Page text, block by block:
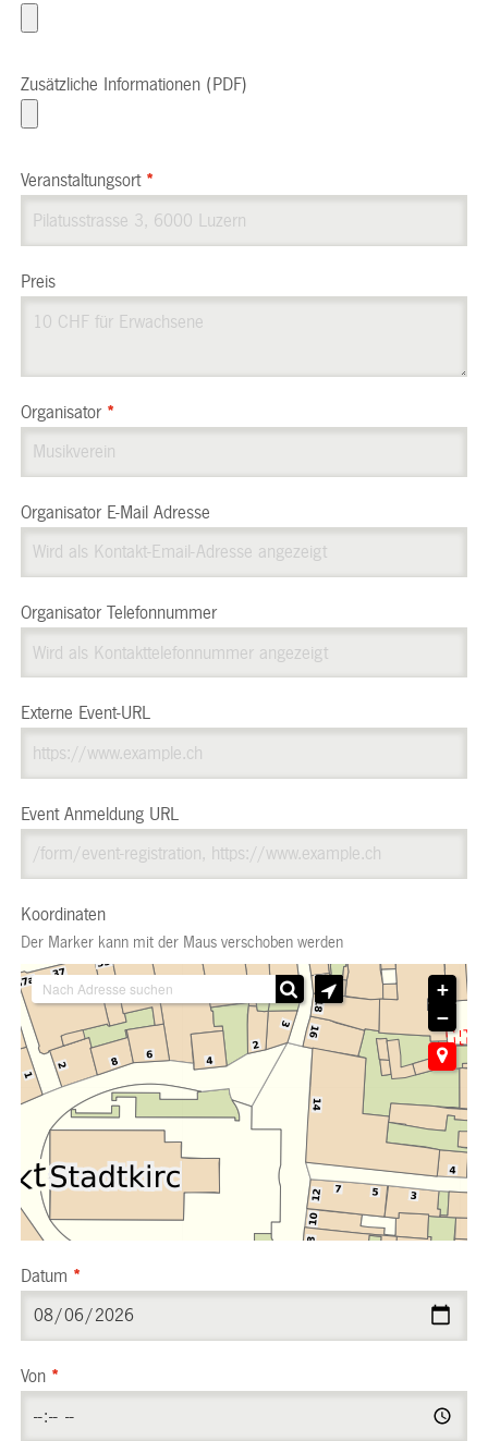
Zusätzliche Informationen (PDF)
Veranstaltungsort *
Preis
Organisator *
Organisator E-Mail Adresse
Organisator Telefonnummer
Externe Event-URL
Event Anmeldung URL
Koordinaten
Der Marker kann mit der Maus verschoben werden
+
−
Datum *
Von *